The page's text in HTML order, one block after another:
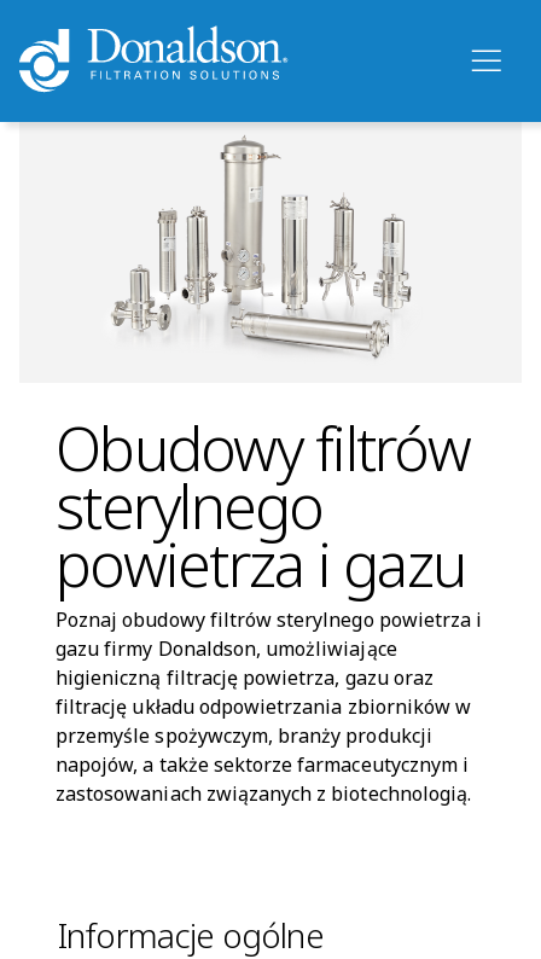
Obudowy filtrów
sterylnego
powietrza i gazu
Poznaj obudowy filtrów sterylnego powietrza i
gazu firmy Donaldson, umożliwiające
higieniczną filtrację powietrza, gazu oraz
filtrację układu odpowietrzania zbiorników w
przemyśle spożywczym, branży produkcji
napojów, a także sektorze farmaceutycznym i
zastosowaniach związanych z biotechnologią.
Informacje ogólne